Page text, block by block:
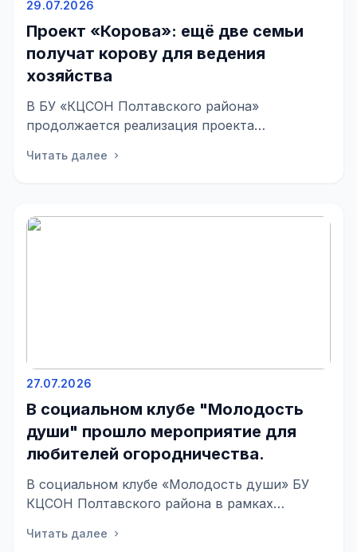
29.07.2026
Проект «Корова»: ещё две семьи
получат корову для ведения
хозяйства
В БУ «КЦСОН Полтавского района»
продолжается реализация проекта
Благо...
Читать далее chevron_right
27.07.2026
В социальном клубе "Молодость
души" прошло мероприятие для
любителей огородничества.
В социальном клубе «Молодость души» БУ
КЦСОН Полтавского района в рамках
душевное меро...
Читать далее chevron_right